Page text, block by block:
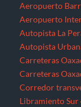
Aeropuerto
Aeropuerto
Autopista La
Autopista
Carreteras
Carreteras
Corredor
Libramiento